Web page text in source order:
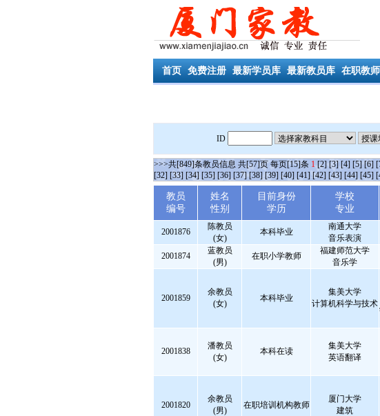
首页 免费注册 最新学员库 最新教员库 在职教师
ID
>>>共[849]条教员信息 共[57]页 每页[15]条 1 [2] [3] [4] [5] [6]
[32] [33] [34] [35] [36] [37] [38] [39] [40] [41] [42] [43] [44] [45]
教员
编号
姓名
性别
目前身份
学历
学校
专业
2001876
陈教员
(女)
本科毕业
南通大学
音乐表演
2001874
蓝教员
(男)
在职小学教师
福建师范大学
音乐学
2001859
余教员
(女)
本科毕业
集美大学
计算机科学与技术
2001838
潘教员
(女)
本科在读
集美大学
英语翻译
2001820
余教员
(男)
在职培训机构教师
厦门大学
建筑